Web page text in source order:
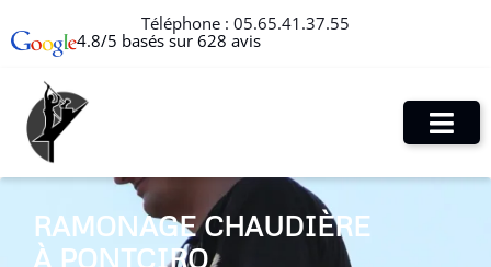
Téléphone : 05.65.41.37.55
4.8/5 basés sur 628 avis
RAMONAGE CHAUDIÈRE
À PONTCIRQ